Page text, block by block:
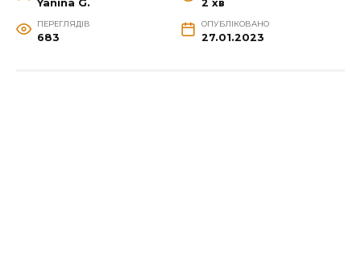
Yanina G. 2 хв
ПЕРЕГЛЯДІВ
683
ОПУБЛІКОВАНО
27.01.2023